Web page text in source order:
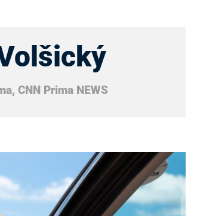
CNN Prima NEWS